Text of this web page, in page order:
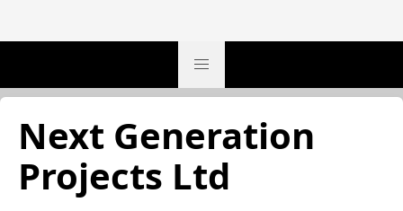
Next Generation
Projects Ltd